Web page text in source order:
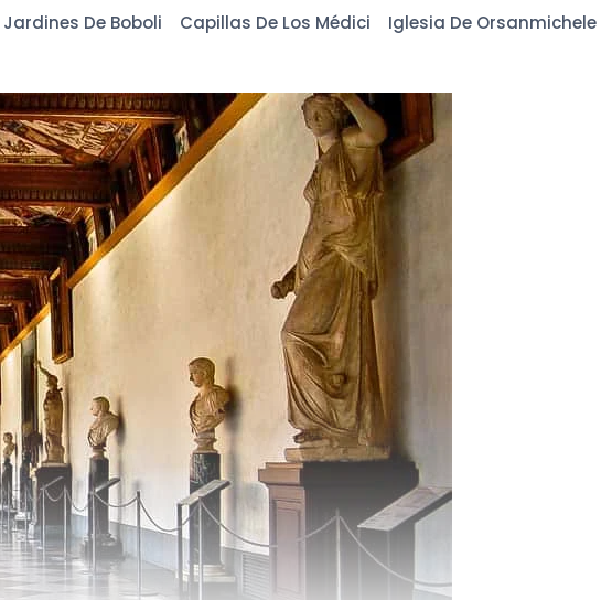
Jardines De Boboli Capillas De Los Médici
Iglesia De Orsanmichele